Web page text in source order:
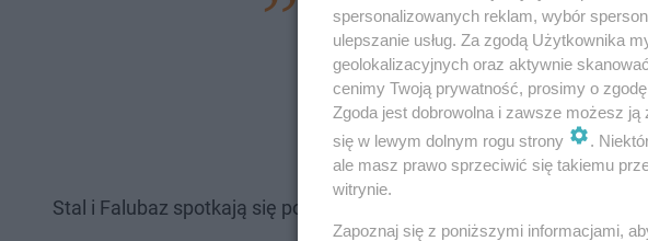
decyzja policji. Natomiast mniejsze
sobą. Zależy nam, żeby jedna i
kibicowała swojej drużynie - mówi
administracyjny Stali Gorzów.
Stal i Falubaz spotkają się po raz 107.
spersonalizowanych reklam, wybór
ulepszanie usług. Za zgodą Użytkownika
geolokalizacyjnych oraz aktywnie
cenimy Twoją prywatność, prosimy o
Zgoda jest dobrowolna i zawsze możesz
się w lewym dolnym rogu strony
.
ale masz prawo sprzeciwić się takiemu
witrynie.
Zapoznaj się z poniższymi informacjami,